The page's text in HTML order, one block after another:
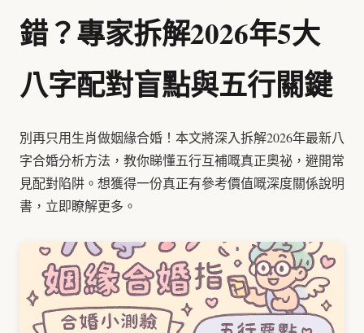
錯？專家拆解2026年5大
八字配對盲點與五行關鍵
別再只用生肖做姻緣合婚！本文將深入拆解2026年最新八
字合婚分析方法，教你睇懂五行互補嘅真正奧祕，避開常
見配對陷阱。想獲得一份真正有參考價值嘅深度關係說明
書，立即瞭解更多。